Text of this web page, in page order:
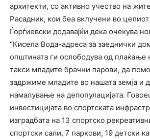
архитекти, со активно учество на
Расадник, кои беа вклучени во
Ѓорѓиевски додавајќи дека очекува
“Кисела Вода-адреса за заеднички
општината ги ослободува од плаќање
такси младите брачни парови, да
задржиме младите во нашата земја и
намалување на депопулацијата.
инвестицијата во спортската
изградбата на 13 спортско
спортски сали, 7 паркови, 19 детски